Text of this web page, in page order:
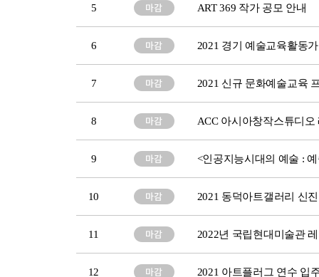
5 ART 369 작가 공모 안내
6 2021 경기 예술교육활동
7 2021 신규 문화예술교육
8 ACC 아시아창작스튜디
9 <인공지능시대의 예술 :
10 2021 동덕아트갤러리 신
11 2022년 국립현대미술관
12 2021 아트플러그 연수 입